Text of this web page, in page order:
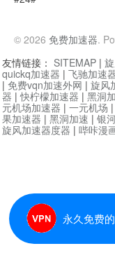
© 2026 免费加速器.
永久免费
友情链接： SITEMAP |
quickq加速器 | 飞驰加速
| 免费vqn加速外网 | 旋风
器 |快柠檬加速器 | 黑洞
元机场加速器 | 一元机场 |
果加速器 | 黑洞加速 | 银
旋风加速器度器 | 哔咔漫